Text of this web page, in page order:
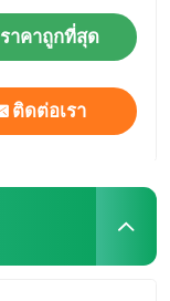
ราคาถูกที่สุด
ติดต่อเรา